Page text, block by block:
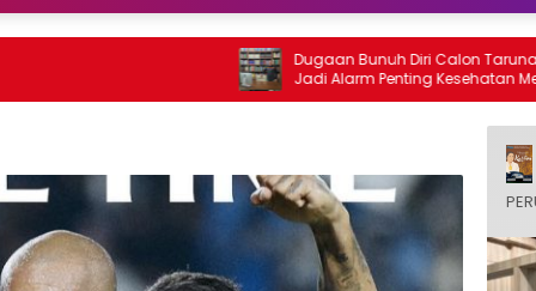
Dugaan Bunuh Diri Calon Taruna Akpol
Jadi Alarm Penting Kesehatan Mental di
Lembaga Pendidikan Berbasis Disiplin